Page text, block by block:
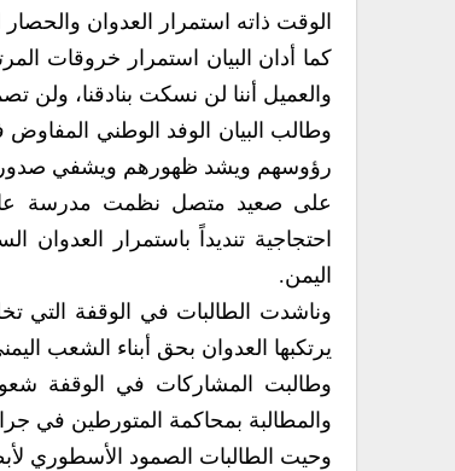
الوقت ذاته استمرار العدوان
كما أدان البيان استمرار خروقات
والعميل أننا لن نسكت بنادقنا، ولن
وطالب البيان الوفد الوطني
رؤوسهم ويشد ظهورهم ويشفي
على صعيد متصل نظمت مدرسة
احتجاجية تنديداً باستمرار
اليمن.
وناشدت الطالبات في الوقفة التي
يرتكبها العدوان بحق أبناء الشعب
وطالبت المشاركات في الوقفة
والمطالبة بمحاكمة المتورطين في
وحيت الطالبات الصمود الأسطوري